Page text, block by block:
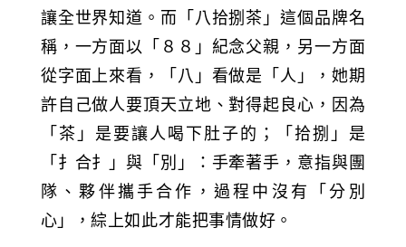
讓全世界知道。而「八拾捌茶」這個品牌名
稱，一方面以「８８」紀念父親，另一方面
從字面上來看，「八」看做是「人」，她期
許自己做人要頂天立地、對得起良心，因為
「茶」是要讓人喝下肚子的；「拾捌」是
「扌合扌」與「別」：手牽著手，意指與團
隊、夥伴攜手合作，過程中沒有「分別
心」，綜上如此才能把事情做好。